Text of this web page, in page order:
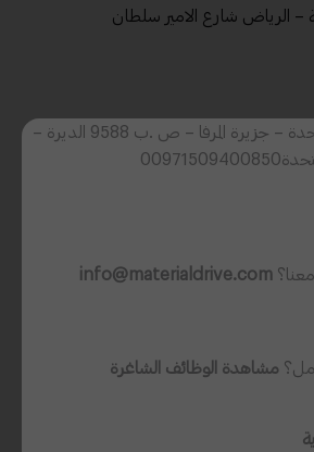
– الرياض شارع الامير سلطان
دبي، الامارات العربية المتحدة – جزيرة المرفا – ص .ب 9588 الديرة –
info@materialdrive.com
مشاهدة الوظائف الشاغرة
اليومية والأسبوعية